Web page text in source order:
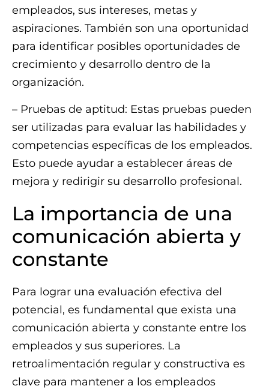
empleados, sus intereses, metas y
aspiraciones. También son una oportunidad
para identificar posibles oportunidades de
crecimiento y desarrollo dentro de la
organización.
– Pruebas de aptitud: Estas pruebas pueden
ser utilizadas para evaluar las habilidades y
competencias específicas de los empleados.
Esto puede ayudar a establecer áreas de
mejora y redirigir su desarrollo profesional.
La importancia de una
comunicación abierta y
constante
Para lograr una evaluación efectiva del
potencial, es fundamental que exista una
comunicación abierta y constante entre los
empleados y sus superiores. La
retroalimentación regular y constructiva es
clave para mantener a los empleados